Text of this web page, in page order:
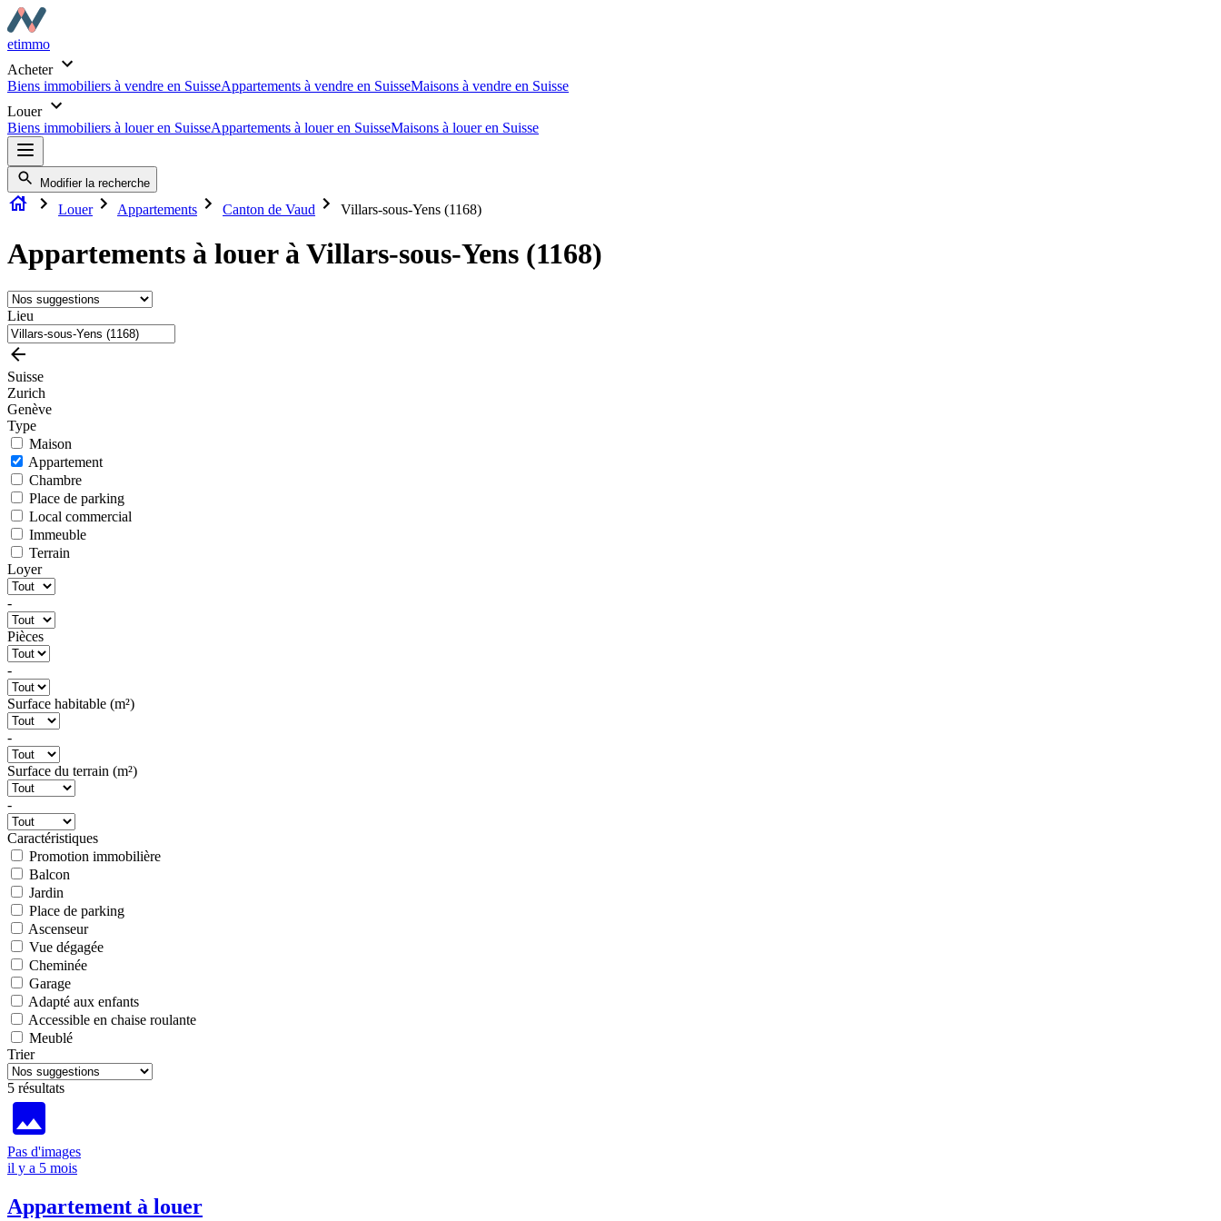
etimmo
Acheter
Biens immobiliers à vendre en SuisseAppartements à vendre en SuisseMaisons à vendre en Suisse
Louer
Biens immobiliers à louer en SuisseAppartements à louer en SuisseMaisons à louer en Suisse
Modifier la recherche
Louer Appartements Canton de Vaud Villars-sous-Yens (1168)
Appartements à louer à Villars-sous-Yens (1168)
Lieu
Suisse
Zurich
Genève
Type
Maison
Appartement
Chambre
Place de parking
Local commercial
Immeuble
Terrain
Loyer
-
Pièces
-
Surface habitable (m²)
-
Surface du terrain (m²)
-
Caractéristiques
Promotion immobilière
Balcon
Jardin
Place de parking
Ascenseur
Vue dégagée
Cheminée
Garage
Adapté aux enfants
Accessible en chaise roulante
Meublé
Trier
5 résultats
Pas d'images
il y a 5 mois
Appartement à louer